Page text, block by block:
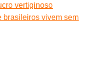
vertiginoso
brasileiros vivem sem